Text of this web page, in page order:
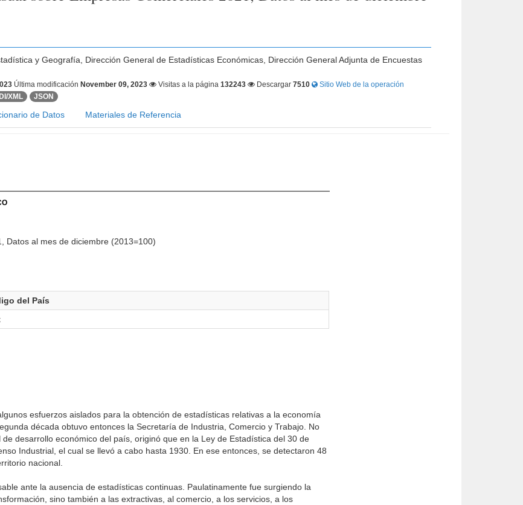
y Geografía, Dirección General de Estadísticas Económicas, Dirección General Adjunta de Encuestas
Última modificación November 09, 2023 Visitas a la página132243 Descargar7510
Sitio Web de la operación
XML JSON
de Datos Materiales de Referencia
Datos al mes de diciembre (2013=100)
del País
esfuerzos aislados para la obtención de esta­dísticas relativas a la economía
década obtuvo entonces la Secretaría de Industria, Comercio y Traba­jo. No
desarrollo económico del país, originó que en la Ley de Estadística del 30 de
Industrial, el cual se llevó a cabo hasta 1930. En ese entonces, se de­tectaron 48
nacional.
ante la ausencia de estadísticas continuas. Paulatinamente fue surgiendo la
sino tam­bién a las extractivas, al comercio, a los servicios, a los